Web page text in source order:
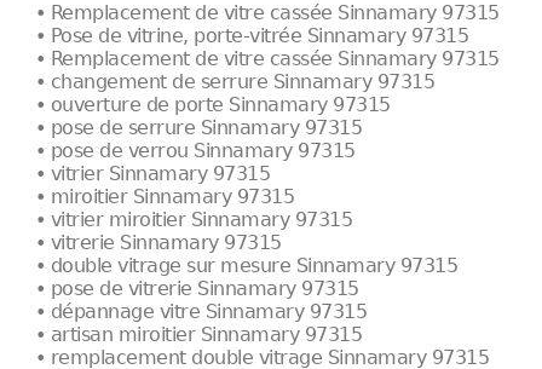
• Remplacement de vitre cassée Sinnamary 97315
• Pose de vitrine, porte-vitrée Sinnamary 97315
• Remplacement de vitre cassée Sinnamary 97315
• changement de serrure Sinnamary 97315
• ouverture de porte Sinnamary 97315
• pose de serrure Sinnamary 97315
• pose de verrou Sinnamary 97315
• vitrier Sinnamary 97315
• miroitier Sinnamary 97315
• vitrier miroitier Sinnamary 97315
• vitrerie Sinnamary 97315
• double vitrage sur mesure Sinnamary 97315
• pose de vitrerie Sinnamary 97315
• dépannage vitre Sinnamary 97315
• artisan miroitier Sinnamary 97315
• remplacement double vitrage Sinnamary 97315